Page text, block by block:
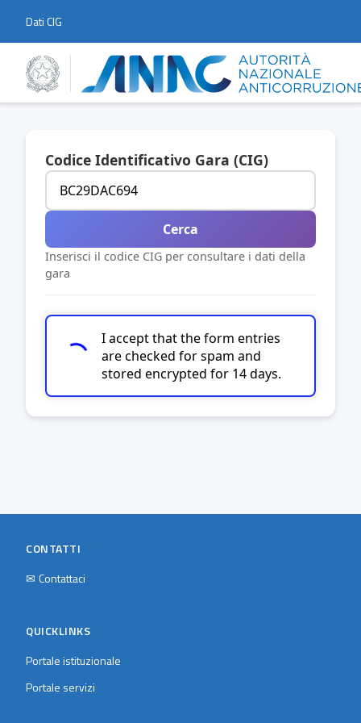
Dati CIG
Codice Identificativo Gara (CIG)
Cerca
Inserisci il codice CIG per consultare i dati della
gara
I accept that the form entries
are checked for spam and
stored encrypted for 14 days.
CONTATTI
✉ Contattaci
QUICKLINKS
Portale istituzionale
Portale servizi